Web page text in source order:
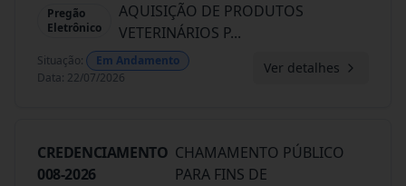
Pregão
Eletrônico
AQUISIÇÃO DE PRODUTOS
VETERINÁRIOS P...
Situação:
Em Andamento
Data: 22/07/2026
Ver detalhes
CREDENCIAMENTO
008-2026
CHAMAMENTO PÚBLICO
PARA FINS DE